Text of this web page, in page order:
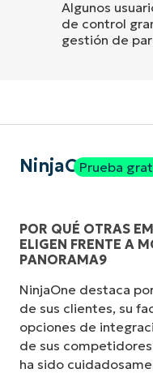
Algunos
de control
gestión de
NinjaOnePrueba
POR QUÉ OTRAS
ELIGEN FRENTE A
PANORAMA9
NinjaOne destaca
de sus clientes, su
opciones de
de sus
ha sido